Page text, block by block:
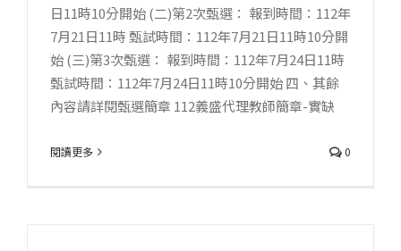
日11時10分開始 (二)第2次甄選： 報到時間：112年
7月21日11時 甄試時間：112年7月21日11時10分開
始 (三)第3次甄選： 報到時間：112年7月24日11時
甄試時間：112年7月24日11時10分開始 四、其餘
內容請詳閱甄選簡章 112義盛代理教師簡章-實缺
閱讀更多 0